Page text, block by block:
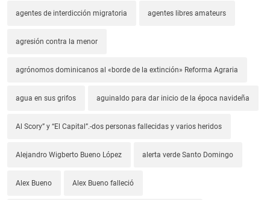
agentes de interdicción migratoria agentes libres amateurs
agresión contra la menor
agrónomos dominicanos al «borde de la extinción» Reforma Agraria
agua en sus grifos aguinaldo para dar inicio de la época navideña
Al Scory” y “El Capital”.-dos personas fallecidas y varios heridos
Alejandro Wigberto Bueno López alerta verde Santo Domingo
Alex Bueno Alex Bueno falleció